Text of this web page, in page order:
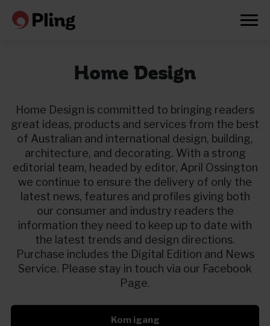
Prøv en måned gratis
Home Design
Home Design is committed to bringing readers
great ideas, products and services from the best
of Australian and international design, building,
architecture, and decorating. With a strong
editorial team, headed by editor, April Ossington
we continue to ensure the delivery of only the
latest news, features and profiles giving both
our consumer and industry readers the
information they need to keep up to date with
the latest trends and design directions.
Purchase includes the Digital Edition and News
Service. Please stay in touch via our Facebook
Page.
Kom igang